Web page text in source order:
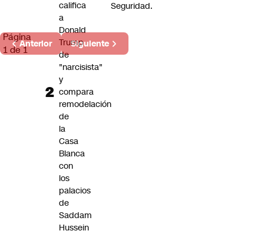
Seguridad.
Página
1 de 1
Anterior Siguiente
califica
a
Donald
Trump
de
"narcisista"
y
compara
remodelación
de
la
Casa
Blanca
con
los
palacios
de
Saddam
Hussein